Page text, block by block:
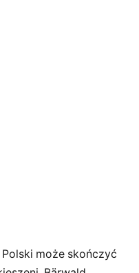
może skończyć